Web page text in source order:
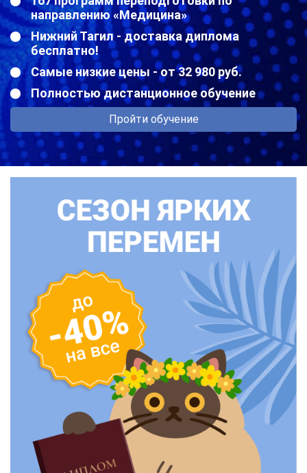
направлению «Медицина»
Нижний Тагил - доставка диплома
бесплатно!
Самые низкие цены - от 32 980 руб.
Полностью дистанционное обучение
Пройти обучение